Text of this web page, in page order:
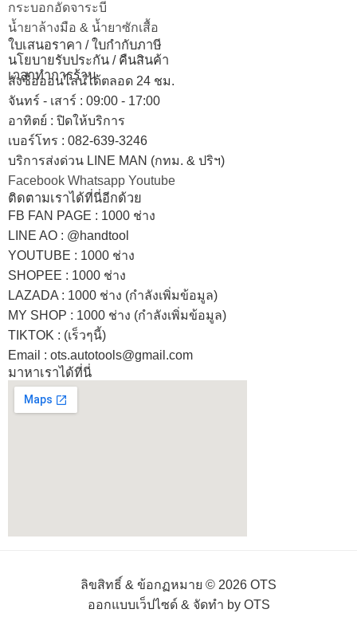
กระบอกอัดจาระบี
น้ำยาล้างมือ & น้ำยาซักเสื้อ
ใบเสนอราคา / ใบกำกับภาษี
นโยบายรับประกัน / คืนสินค้า
เวลาทำการร้าน
สั่งซื้อออนไลน์ได้ตลอด 24 ชม.
จันทร์ - เสาร์ : 09:00 - 17:00
อาทิตย์ : ปิดให้บริการ
เบอร์โทร : 082-639-3246
บริการส่งด่วน LINE MAN (กทม. & ปริฯ)
Facebook Whatsapp Youtube
ติดตามเราได้ที่นี่อีกด้วย
FB FAN PAGE : 1000 ช่าง
LINE AO : @handtool
YOUTUBE : 1000 ช่าง
SHOPEE : 1000 ช่าง
LAZADA: 1000 ช่าง (กำลังเพิ่มข้อมูล)
MY SHOP : 1000 ช่าง (กำลังเพิ่มข้อมูล)
TIKTOK : (เร็วๆนี้)
Email : ots.autotools@gmail.com
มาหาเราได้ที่นี่
ลิขสิทธิ์ & ข้อกฏหมาย © 2026 OTS
ออกแบบเว็ปไซด์ & จัดทำ by OTS